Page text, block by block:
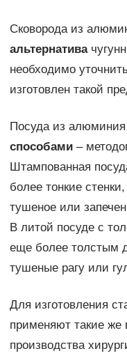
Сковорода из
альтернатива
необходимо
изготовлен такой
Посуда из алюминия
способами–
Штампованная
более тонкие
тушеное или
В литой посуде с
еще более толстым
тушеные рагу или
Для изготовления
применяют такие же
производства